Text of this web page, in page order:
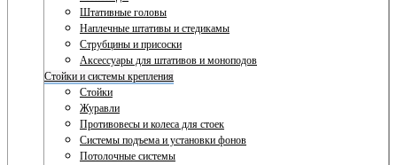
Штативные головы
Наплечные штативы и стедикамы
Струбцины и присоски
Аксессуары для штативов и моноподов
Стойки и системы крепления
Стойки
Журавли
Противовесы и колеса для стоек
Системы подъема и установки фонов
Потолочные системы